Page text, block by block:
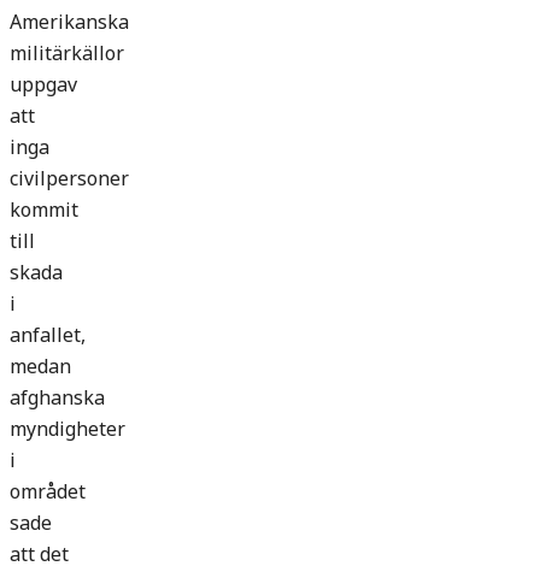
Amerikanska
militärkällor
uppgav
att
inga
civilpersoner
kommit
till
skada
i
anfallet,
medan
afghanska
myndigheter
i
området
sade
att det